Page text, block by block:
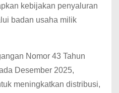
kebijakan penyaluran
badan usaha milik
Nomor 43 Tahun
Desember 2025,
meningkatkan distribusi,